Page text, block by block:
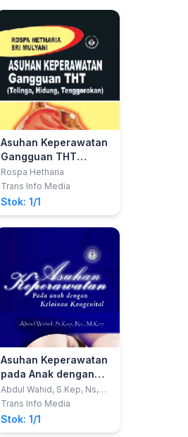
Asuhan Keperawatan
Gangguan THT
(Telinga, Hidung,
Tenggorokan)
Rospa Hetharia
Trans Info Media
Stok: 1/1
Asuhan Keperawatan
pada Anak dengan
Kelainan Kongenital
Abdul Wahid, S.Kep, Ns,
M.Kep
Trans Info Media
Stok: 1/1